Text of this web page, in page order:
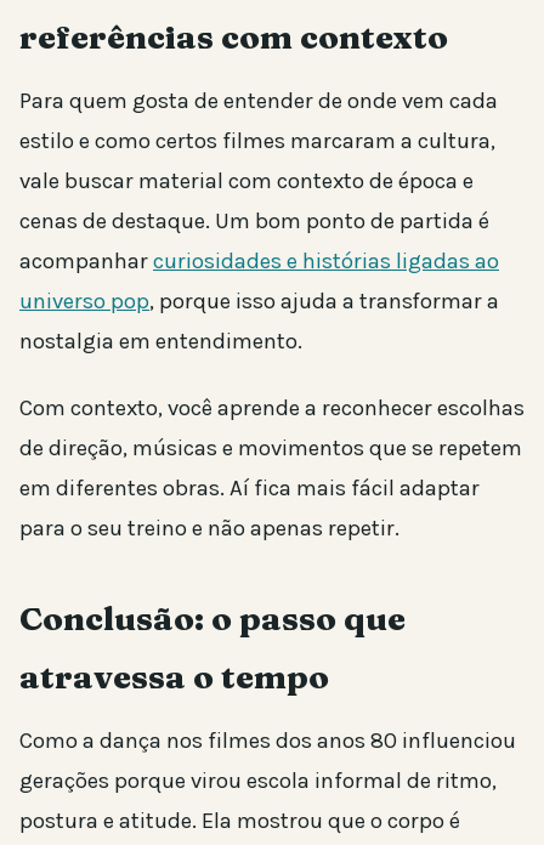
referências com contexto
Para quem gosta de entender de onde vem cada
estilo e como certos filmes marcaram a cultura,
vale buscar material com contexto de época e
cenas de destaque. Um bom ponto de partida é
acompanharcuriosidades e histórias ligadas ao
universo pop, porque isso ajuda a transformar a
nostalgia em entendimento.
Com contexto, você aprende a reconhecer escolhas
de direção, músicas e movimentos que se repetem
em diferentes obras. Aí fica mais fácil adaptar
para o seu treino e não apenas repetir.
Conclusão: o passo que
atravessa o tempo
Como a dança nos filmes dos anos 80 influenciou
gerações porque virou escola informal de ritmo,
postura e atitude. Ela mostrou que o corpo é